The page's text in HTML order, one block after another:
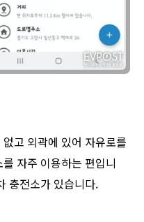
고 외곽에 있어 자유로를
자주 이용하는 편입니
충전소가 있습니다.